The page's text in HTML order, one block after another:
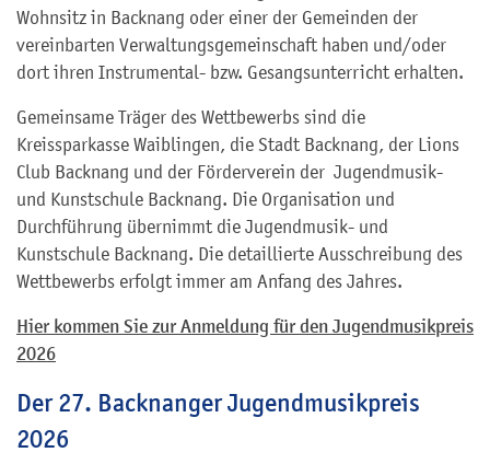
Wohnsitz in Backnang oder einer der Gemeinden der
vereinbarten Verwaltungsgemeinschaft haben und/oder
dort ihren Instrumental- bzw. Gesangsunterricht erhalten.
Gemeinsame Träger des Wettbewerbs sind die
Kreissparkasse Waiblingen, die Stadt Backnang, der Lions
Club Backnang und der Förderverein der Jugendmusik-
und Kunstschule Backnang. Die Organisation und
Durchführung übernimmt die Jugendmusik- und
Kunstschule Backnang. Die detaillierte Ausschreibung des
Wettbewerbs erfolgt immer am Anfang des Jahres.
Hier kommen Sie zur Anmeldung für den Jugendmusikpreis
2026
Der 27. Backnanger Jugendmusikpreis
2026